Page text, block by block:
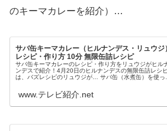
のキーマカレーを紹介）…
サバ缶キーマカレー（ヒルナンデス・リュウジ
レシピ・作り方 10分 無限缶詰レシピ
サバ缶キーマカレーのレシピ・作り方をリュウジがヒル
ンデスで紹介！4月20日のヒルナンデスの無限缶詰レシ
は、バズレシピのリュウジが… サバ缶（水煮缶）を使っ
分で無水でできると...
www.テレビ紹介.net